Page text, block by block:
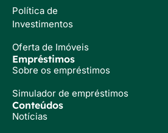
Política de
Investimentos
Oferta de Imóveis
Empréstimos
Sobre os empréstimos
Simulador de empréstimos
Conteúdos
Notícias